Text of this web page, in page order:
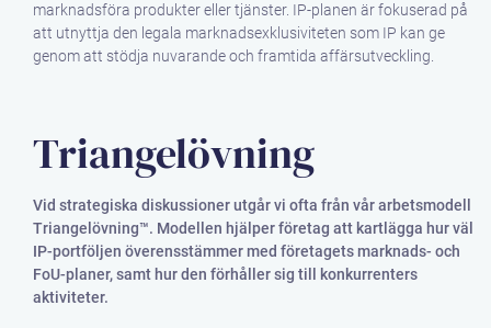
marknadsföra produkter eller tjänster. IP-planen är fokuserad på
att utnyttja den legala marknadsexklusiviteten som IP kan ge
genom att stödja nuvarande och framtida affärsutveckling.
Triangelövning
Vid strategiska diskussioner utgår vi ofta från vår arbetsmodell
Triangelövning™. Modellen hjälper företag att kartlägga hur väl
IP-portföljen överensstämmer med företagets marknads- och
FoU-planer, samt hur den förhåller sig till konkurrenters
aktiviteter.